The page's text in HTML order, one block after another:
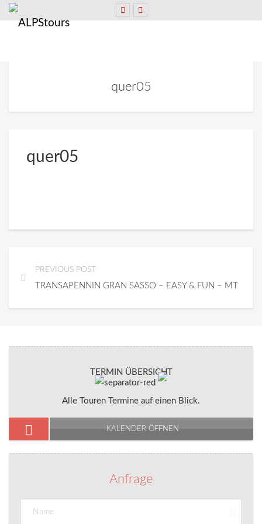
quer05
quer05
PREVIOUS POST
TRANSAPENNIN GRAN SASSO – EASY & FUN – MTB
TERMIN ÜBERSICHT
Alle Touren Termine auf einen Blick.
KALENDER ÖFFNEN
Anfrage